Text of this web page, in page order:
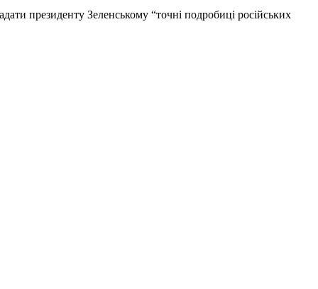
президенту Зеленському “точні подробиці російських